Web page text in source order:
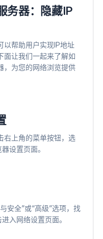
务器：隐藏IP
以帮助用户实现IP地址
面让我们一起来了解如
，为您的网络浏览提供
右上角的菜单按钮，选
设置页面。
安全”或“高级”选项，找
入网络设置页面。